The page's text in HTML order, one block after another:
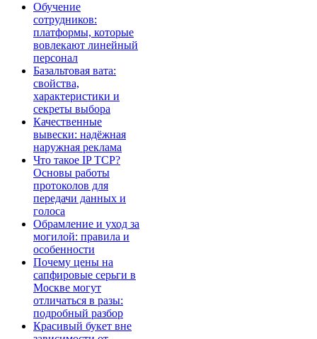
Обучение
сотрудников:
платформы, которые
вовлекают линейный
персонал
Базальтовая вата:
свойства,
характеристики и
секреты выбора
Качественные
вывески: надёжная
наружная реклама
Что такое IP TCP?
Основы работы
протоколов для
передачи данных и
голоса
Обрамление и уход за
могилой: правила и
особенности
Почему цены на
сапфировые серьги в
Москве могут
отличаться в разы:
подробный разбор
Красивый букет вне